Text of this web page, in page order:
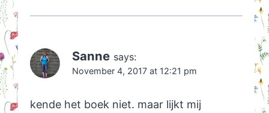
Sanne says:
November 4, 2017 at 12:21 pm
kende het boek niet. maar lijkt mij